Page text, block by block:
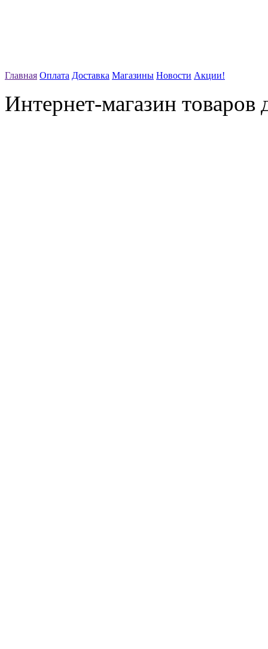
Главная Оплата Доставка Магазины Новости Акции!
Интернет-магазин